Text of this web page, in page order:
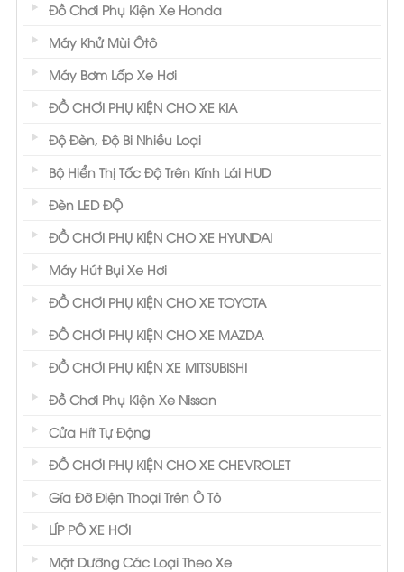
Đồ Chơi Phụ Kiện Xe Honda
Máy Khử Mùi Ôtô
Máy Bơm Lốp Xe Hơi
ĐỒ CHƠI PHỤ KIỆN CHO XE KIA
Độ Đèn, Độ Bi Nhiều Loại
Bộ Hiển Thị Tốc Độ Trên Kính Lái HUD
Đèn LED ĐỘ
ĐỒ CHƠI PHỤ KIỆN CHO XE HYUNDAI
Máy Hút Bụi Xe Hơi
ĐỒ CHƠI PHỤ KIỆN CHO XE TOYOTA
ĐỒ CHƠI PHỤ KIỆN CHO XE MAZDA
ĐỒ CHƠI PHỤ KIỆN XE MITSUBISHI
Đồ Chơi Phụ Kiện Xe Nissan
Cửa Hít Tự Động
ĐỒ CHƠI PHỤ KIỆN CHO XE CHEVROLET
Gía Đỡ Điện Thoại Trên Ô Tô
LÍP PÔ XE HƠI
Mặt Dưỡng Các Loại Theo Xe